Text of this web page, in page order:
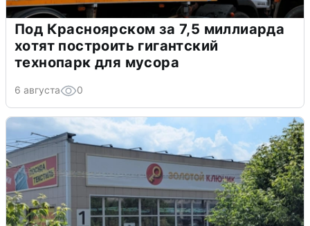
Под Красноярском за 7,5 миллиарда
хотят построить гигантский
технопарк для мусора
6 августа 0